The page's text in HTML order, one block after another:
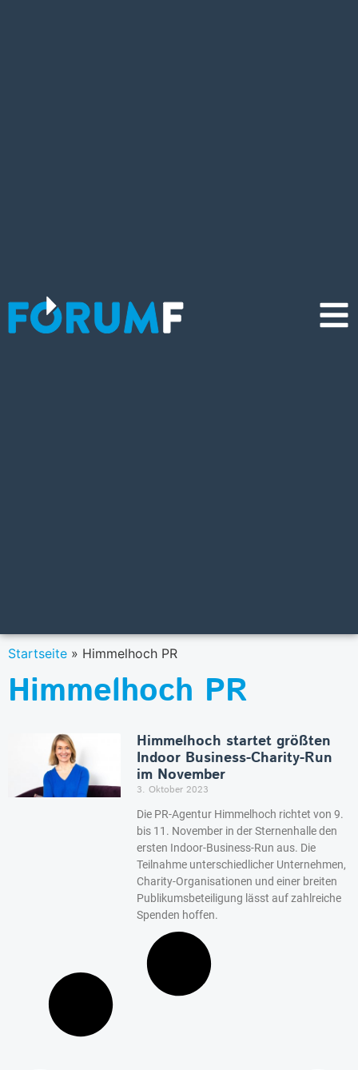
Startseite » Himmelhoch PR
Himmelhoch PR
Himmelhoch startet größten
Indoor Business-Charity-Run
im November
3. Oktober 2023
Die PR-Agentur Himmelhoch richtet von 9.
bis 11. November in der Sternenhalle den
ersten Indoor-Business-Run aus. Die
Teilnahme unterschiedlicher Unternehmen,
Charity-Organisationen und einer breiten
Publikumsbeteiligung lässt auf zahlreiche
Spenden hoffen.